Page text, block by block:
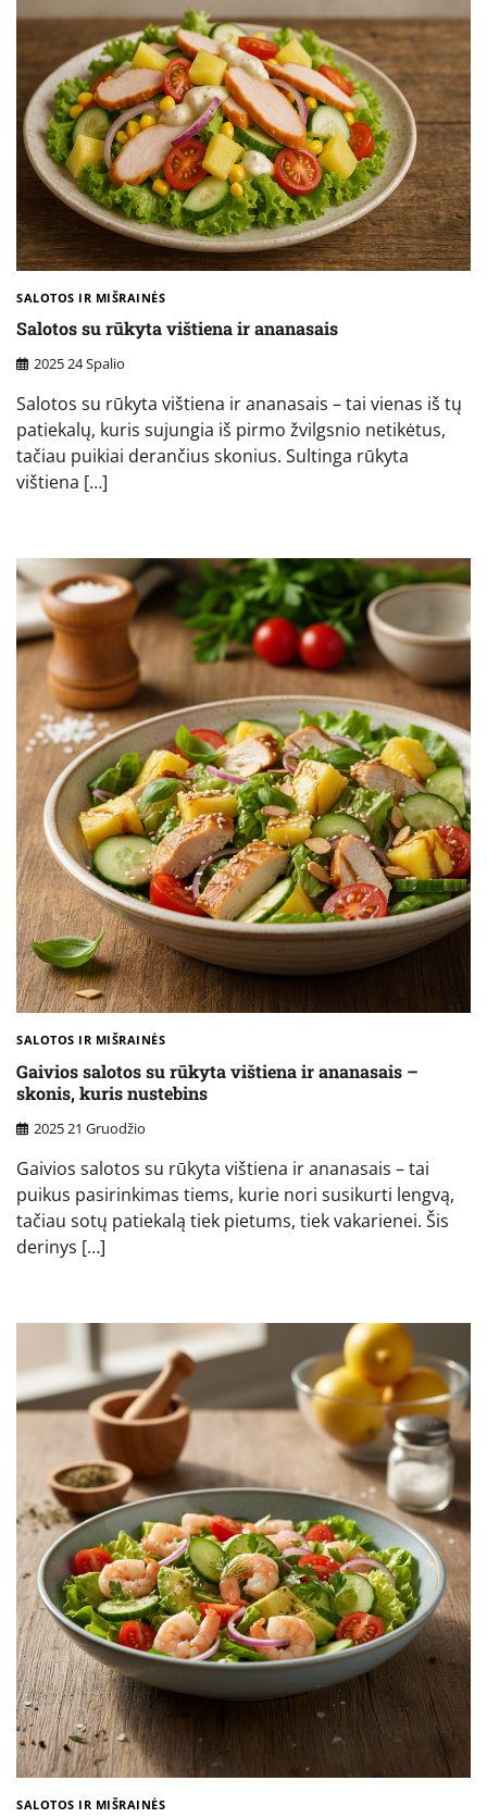
SALOTOS IR MIŠRAINĖS
Salotos su rūkyta vištiena ir ananasais
2025 24 Spalio
Salotos su rūkyta vištiena ir ananasais – tai vienas iš tų
patiekalų, kuris sujungia iš pirmo žvilgsnio netikėtus,
tačiau puikiai derančius skonius. Sultinga rūkyta
vištiena […]
SALOTOS IR MIŠRAINĖS
Gaivios salotos su rūkyta vištiena ir ananasais –
skonis, kuris nustebins
2025 21 Gruodžio
Gaivios salotos su rūkyta vištiena ir ananasais – tai
puikus pasirinkimas tiems, kurie nori susikurti lengvą,
tačiau sotų patiekalą tiek pietums, tiek vakarienei. Šis
derinys […]
SALOTOS IR MIŠRAINĖS